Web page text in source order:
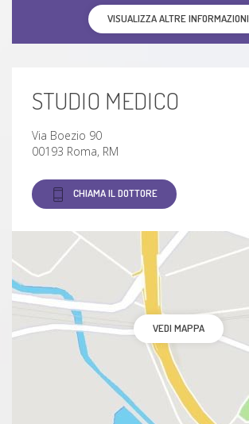
VISUALIZZA ALTRE INFORMAZIONI
STUDIO MEDICO
Via Boezio 90
00193 Roma, RM
CHIAMA IL DOTTORE
VEDI MAPPA